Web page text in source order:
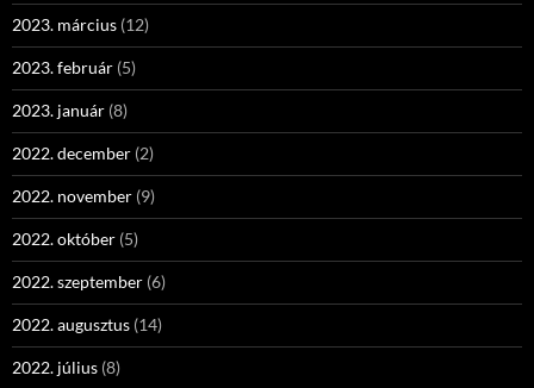
2023. március (12)
2023. február (5)
2023. január (8)
2022. december (2)
2022. november (9)
2022. október (5)
2022. szeptember (6)
2022. augusztus (14)
2022. július (8)